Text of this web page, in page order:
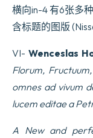
横向in-4 有6张多
含标题的图版
VI- Wenceslas
Florum,
omnes ad vivum
lucem editae a
A New and